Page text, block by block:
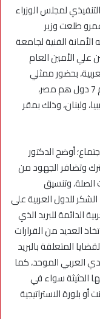
العادية (45) للمكتب التنفيذي لمجلس الوزراء
طلعت وزير
الفنية لجامعة
علي الأمين العام
بحضور ممثلي
الدول الأعضاء في المكتب التنفيذي الذي يضم 7 دول هم مصر،
ولبنان، وذلك بمقر
أوضح الدكتور
وتضافر الجهود من
وتنسيق
للدول العربية على
الـ٣٦ للجنة العربية الدائمة للبريد الذي
العديد من القرارات
المتعلقة بالبريد
العربي الموحد، كما
الحثيثة سواء في
بلورة الاستراتيجية